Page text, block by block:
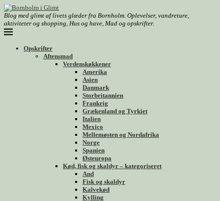
Blog med glimt af livets glæder fra Bornholm. Oplevelser, vandreture,
aktiviteter og shopping, Hus og have, Mad og opskrifter.
Opskrifter
Aftensmad
Verdenskøkkener
Amerika
Asien
Danmark
Storbritannien
Frankrig
Grækenland og Tyrkiet
Italien
Mexico
Mellemøsten og Nordafrika
Norge
Spanien
Østeuropa
Kød, fisk og skaldyr – kategoriseret
And
Fisk og skaldyr
Kalvekød
Kylling